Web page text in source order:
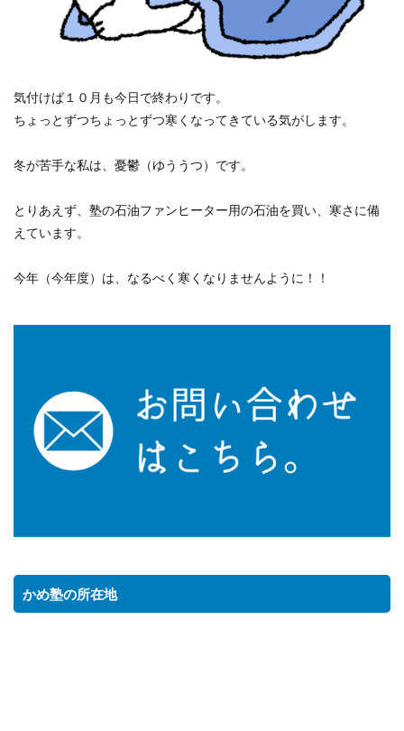
気付けば１０月も今日で終わりです。
ちょっとずつちょっとずつ寒くなってきている気がします。
冬が苦手な私は、憂鬱（ゆううつ）です。
とりあえず、塾の石油ファンヒーター用の石油を買い、寒さに備
えています。
今年（今年度）は、なるべく寒くなりませんように！！
かめ塾の所在地